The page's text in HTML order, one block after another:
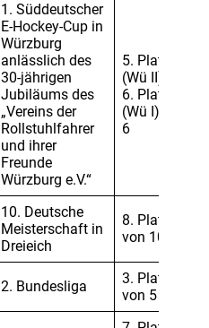
1. Süddeutscher
E-Hockey-Cup in
Würzburg
anlässlich des
30-jährigen
Jubiläums des
„Vereins der
Rollstuhlfahrer
und ihrer
Freunde
Würzburg e.V.“
5. Platz
(Wü II) und
6. Platz
(Wü I) von
6
10. Deutsche
Meisterschaft in
Dreieich
8. Platz
von 10
2. Bundesliga
3. Platz
von 5